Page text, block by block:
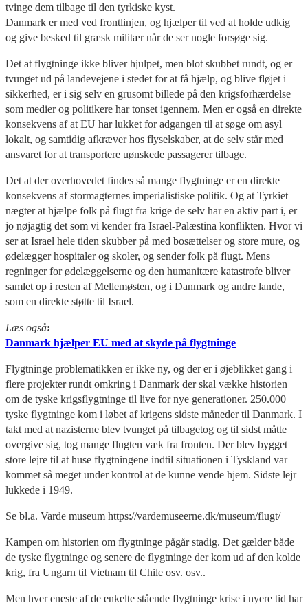
tvinge dem tilbage til den tyrkiske kyst.
Danmark er med ved frontlinjen, og hjælper til ved at holde udkig
og give besked til græsk militær når de ser nogle forsøge sig.
Det at flygtninge ikke bliver hjulpet, men blot skubbet rundt, og er
tvunget ud på landevejene i stedet for at få hjælp, og blive fløjet i
sikkerhed, er i sig selv en grusomt billede på den krigsforhærdelse
som medier og politikere har tonset igennem. Men er også en direkte
konsekvens af at EU har lukket for adgangen til at søge om asyl
lokalt, og samtidig afkræver hos flyselskaber, at de selv står med
ansvaret for at transportere uønskede passagerer tilbage.
Det at der overhovedet findes så mange flygtninge er en direkte
konsekvens af stormagternes imperialistiske politik. Og at Tyrkiet
nægter at hjælpe folk på flugt fra krige de selv har en aktiv part i, er
jo nøjagtig det som vi kender fra Israel-Palæstina konflikten. Hvor vi
ser at Israel hele tiden skubber på med bosættelser og store mure, og
ødelægger hospitaler og skoler, og sender folk på flugt. Mens
regninger for ødelæggelserne og den humanitære katastrofe bliver
samlet op i resten af Mellemøsten, og i Danmark og andre lande,
som en direkte støtte til Israel.
Læs også:
Danmark hjælper EU med at skyde på flygtninge
Flygtninge problematikken er ikke ny, og der er i øjeblikket gang i
flere projekter rundt omkring i Danmark der skal vække historien
om de tyske krigsflygtninge til live for nye generationer. 250.000
tyske flygtninge kom i løbet af krigens sidste måneder til Danmark. I
takt med at nazisterne blev tvunget på tilbagetog og til sidst måtte
overgive sig, tog mange flugten væk fra fronten. Der blev bygget
store lejre til at huse flygtningene indtil situationen i Tyskland var
kommet så meget under kontrol at de kunne vende hjem. Sidste lejr
lukkede i 1949.
Se bl.a. Varde museum https://vardemuseerne.dk/museum/flugt/
Kampen om historien om flygtninge pågår stadig. Det gælder både
de tyske flygtninge og senere de flygtninge der kom ud af den kolde
krig, fra Ungarn til Vietnam til Chile osv. osv..
Men hver eneste af de enkelte stående flygtninge krise i nyere tid har